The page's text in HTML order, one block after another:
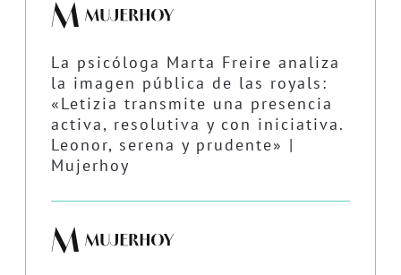
La psicóloga Marta Freire analiza
la imagen pública de las royals:
«Letizia transmite una presencia
activa, resolutiva y con iniciativa.
Leonor, serena y prudente» |
Mujerhoy